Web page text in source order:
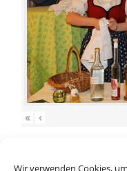
Wir verwenden Cookies,
« ‹